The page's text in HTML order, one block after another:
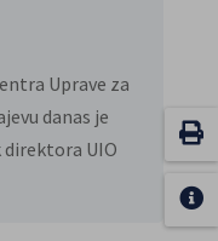
Uprave za
danas je
direktora UIO